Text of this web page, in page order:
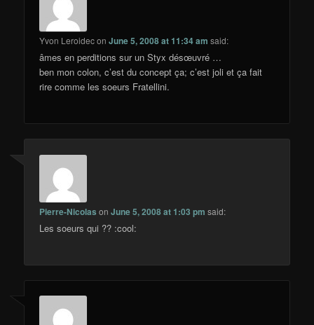
Yvon LeroideconJune 5, 2008 at 11:34 am said:
âmes en perditions sur un Styx désœuvré …
ben mon colon, c’est du concept ça; c’est joli et ça fait
rire comme les soeurs Fratellini.
Pierre-Nicolas onJune 5, 2008 at 1:03 pm said:
Les soeurs qui ?? :cool: